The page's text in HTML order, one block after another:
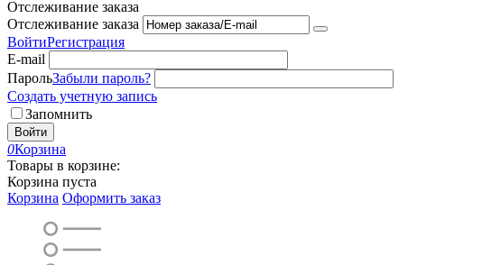
Отслеживание заказа
Отслеживание заказа
ВойтиРегистрация
E-mail
ПарольЗабыли пароль?
Создать учетную запись
Запомнить
Войти
0Корзина
Товары в корзине:
Корзина пуста
Корзина Оформить заказ